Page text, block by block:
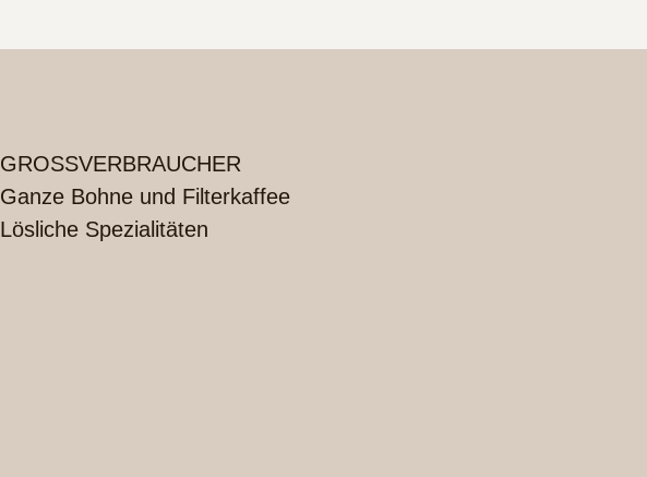
GROSSVERBRAUCHER
Ganze Bohne und Filterkaffee
Lösliche Spezialitäten